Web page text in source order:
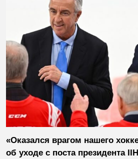
«Оказался врагом нашего
об уходе с поста президента